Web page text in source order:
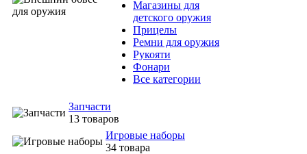
Магазины для
детского оружия
Прицелы
Ремни для оружия
Рукояти
Фонари
Все категории
Запчасти
13 товаров
Игровые наборы
34 товара